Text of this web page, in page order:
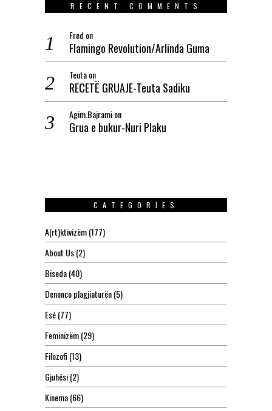
RECENT COMMENTS
Fred on
Flamingo Revolution/Arlinda Guma
Teutaon
RECETË GRUAJE-Teuta Sadiku
Agim.Bajramion
Grua e bukur-Nuri Plaku
CATEGORIES
A(rt)ktivizëm(177)
About Us(2)
Biseda(40)
Denonco plagjiaturën(5)
Esé(77)
Feminizëm(29)
Filozofi (13)
Gjuhësi(2)
Kinema(66)